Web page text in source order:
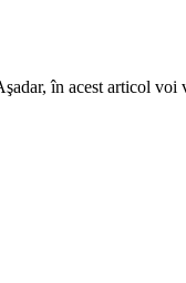
în acest articol